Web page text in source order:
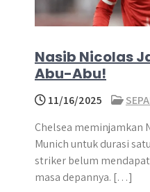
Nasib Nicolas
Abu-Abu!
11/16/2025
Chelsea meminjamkan
Munich untuk durasi
striker belum
masa depannya. […]